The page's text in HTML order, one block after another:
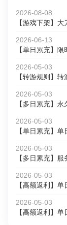
2026-08-08
2026-06-13
2026-05-03
【转游规则】转
2026-05-03
【多日累充】
2026-05-03
【单日累充】
2026-05-03
【多日累充】
2026-05-03
【高额返利】
2026-05-03